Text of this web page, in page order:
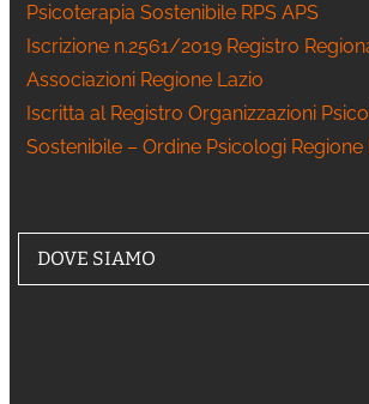
Psicoterapia Sostenibile RPS APS
Iscrizione n.2561/2019 Registro
Associazioni Regione Lazio
Iscritta al Registro Organizzazioni
Sostenibile – Ordine Psicologi Regione
DOVE SIAMO